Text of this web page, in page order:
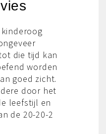
die tijd kan
worden
goed zicht.
door het
leefstijl en
de 20-20-2